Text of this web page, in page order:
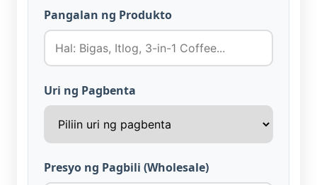
Pangalan ng Produkto
Uri ng Pagbenta
Presyo ng Pagbili (Wholesale)